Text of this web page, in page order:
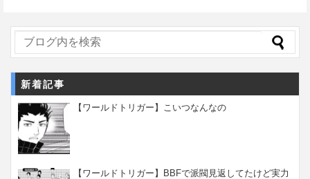
新着記事
【ワールドトリガー】こいつなんなの
【ワールドトリガー】BBFで派閥見返してたけど実力